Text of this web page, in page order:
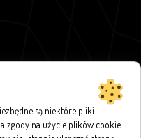
są niektóre pliki
zgody na użycie plików cookie